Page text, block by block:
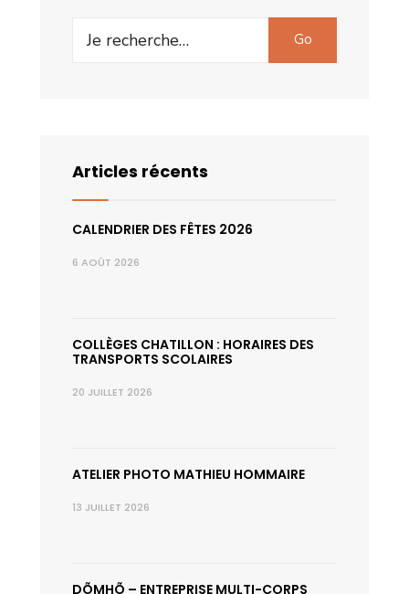
Search
Go
Articles récents
CALENDRIER DES FÊTES 2026
6 AOÛT 2026
COLLÈGES CHATILLON : HORAIRES DES
TRANSPORTS SCOLAIRES
20 JUILLET 2026
ATELIER PHOTO MATHIEU HOMMAIRE
13 JUILLET 2026
DÕMHÕ – ENTREPRISE MULTI-CORPS